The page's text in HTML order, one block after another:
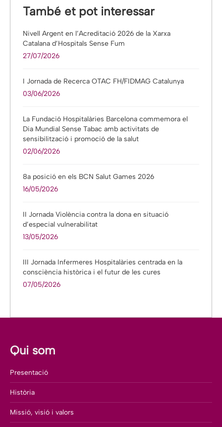
També et pot interessar
Nivell Argent en l’Acreditació 2026 de la Xarxa
Catalana d’Hospitals Sense Fum
27/07/2026
I Jornada de Recerca OTAC FH/FIDMAG Catalunya
03/06/2026
La Fundació Hospitalàries Barcelona commemora el
Dia Mundial Sense Tabac amb activitats de
sensibilització i promoció de la salut
02/06/2026
8a posició en els BCN Salut Games 2026
16/05/2026
II Jornada Violència contra la dona en situació
d’especial vulnerabilitat
13/05/2026
III Jornada Infermeres Hospitalàries centrada en la
consciència històrica i el futur de les cures
07/05/2026
Qui som
Presentació
Història
Missió, visió i valors